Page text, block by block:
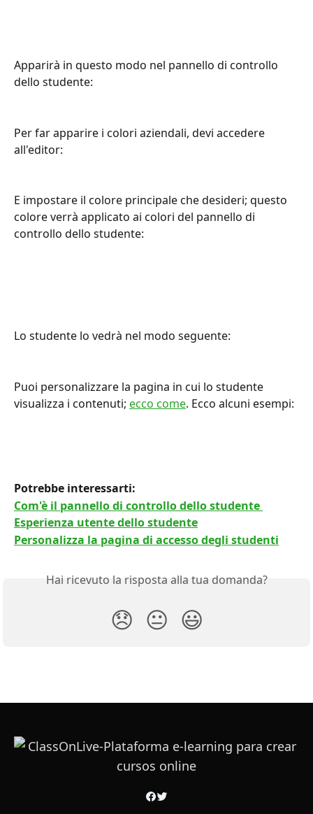
Apparirà in questo modo nel pannello di controllo
dello studente:
Per far apparire i colori aziendali, devi accedere
all'editor:
E impostare il colore principale che desideri; questo
colore verrà applicato ai colori del pannello di
controllo dello studente:
Lo studente lo vedrà nel modo seguente:
Puoi personalizzare la pagina in cui lo studente
visualizza i contenuti; ecco come. Ecco alcuni esempi:
Potrebbe interessarti:
Com'è il pannello di controllo dello studente
Esperienza utente dello studente
Personalizza la pagina di accesso degli studenti
Hai ricevuto la risposta alla tua domanda?
😞 😐 😃